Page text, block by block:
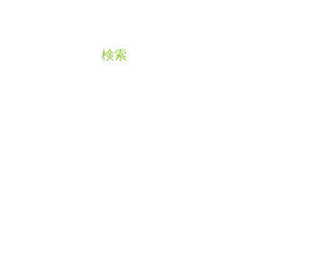
検索